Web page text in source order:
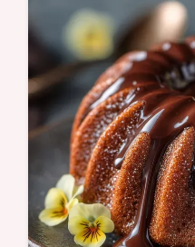
et menthe
boisson été
minutes Le secret